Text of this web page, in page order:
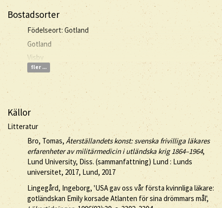
Bostadsorter
Födelseort: Gotland
Gotland
Visby
fler ...
Källor
Litteratur
Bro, Tomas, Återställandets konst: svenska frivilliga läkares
erfarenheter av militärmedicin i utländska krig 1864–1964,
Lund University, Diss. (sammanfattning) Lund : Lunds
universitet, 2017, Lund, 2017
Lingegård, Ingeborg, 'USA gav oss vår första kvinnliga läkare:
gotländskan Emily korsade Atlanten för sina drömmars mål',